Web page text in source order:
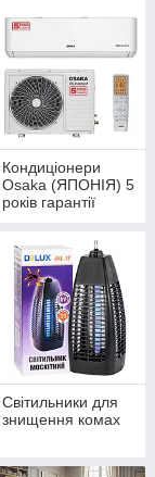
Кондиціонери
Osaka (ЯПОНІЯ) 5
років гарантії
Світильники для
знищення комах